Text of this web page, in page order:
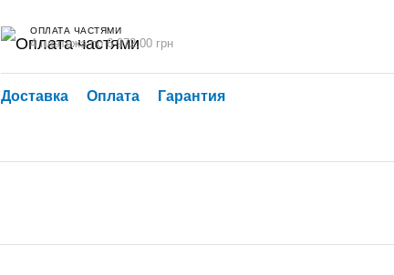
ОПЛАТА ЧАСТЯМИ
4 платежа по 6 972.00 грн
Доставка Оплата Гарантия